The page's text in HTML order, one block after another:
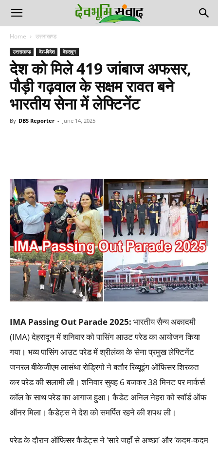
Home उत्तराखण्ड
उत्तराखण्ड देश-विदेश देहरादून
देश को मिले 419 जांबाज अफसर,
पौड़ी गढ़वाल के सक्षम रावत बने
भारतीय सेना में लेफ्टिनेंट
By DBS Reporter - June 14, 2025
IMA Passing Out Parade 2025: भारतीय सैन्य अकादमी
(IMA) देहरादून में शनिवार को पासिंग आउट परेड का आयोजन किया
गया। भव्य पासिंग आउट परेड में श्रीलंका के सेना प्रमुख लेफ्टिनेंट
जनरल बीकेजीएम लासंथा रोड्रिगो ने बतौर रिव्यूइंग ऑफिसर शिरकत
कर परेड की सलामी ली। शनिवार सुबह 6 बजकर 38 मिनट पर मार्कर्स
कॉल के साथ परेड का आगाज हुआ। कैडेट अनिल नेहरा को स्वॉर्ड ऑफ
ऑनर मिला। कैडेट्स ने देश को समर्पित रहने की शपथ ली।
परेड के दौरान ऑफिसर कैडेट्स ने ‘सारे जहाँ से अच्छा’ और ‘कदम-कदम